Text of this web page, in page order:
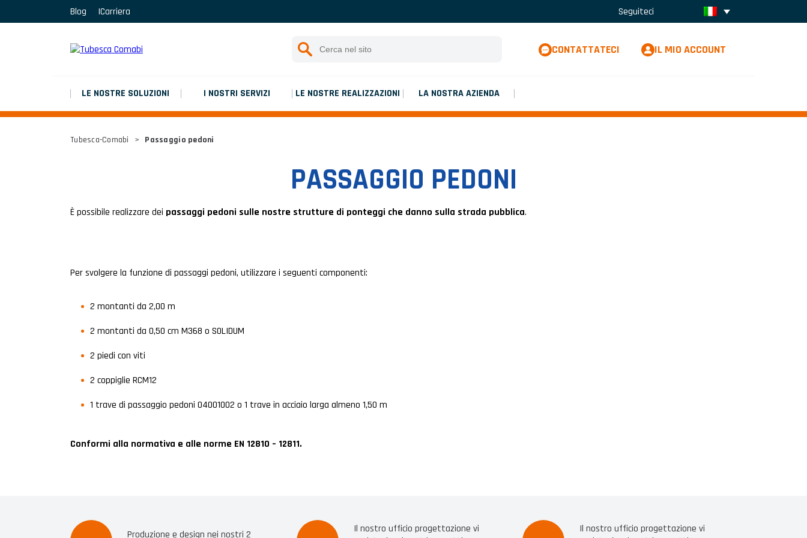
Blog Carriera Seguiteci
Rechercher :
Inizia una ricerca CONTATTATECI IL MIO ACCOUNT
Platinium double chantier
Platinium double chantier
Platinium double chantier
Istruzioni di montaggio
LE NOSTRE SOLUZIONI I NOSTRI SERVIZI LE NOSTRE REALIZZAZIONI LA NOSTRA AZIENDA
Tubesca-Comabi > Passaggio pedoni
PASSAGGIO PEDONI
È possibile realizzare dei passaggi pedoni sulle nostre strutture di ponteggi che danno sulla strada pubblica.
Per svolgere la funzione di passaggi pedoni, utilizzare i seguenti componenti:
2 montanti da 2,00 m
2 montanti da 0,50 cm M368 o SOLIDUM
2 piedi con viti
2 coppiglie RCM12
1 trave di passaggio pedoni 04001002 o 1 trave in acciaio larga almeno 1,50 m
Conformi alla normativa e alle norme EN 12810 – 12811.
Produzione e design nei nostri 2
Il nostro ufficio progettazione vi
Il nostro ufficio progettazione vi